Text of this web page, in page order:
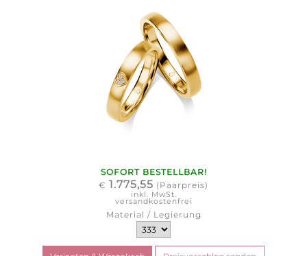
SOFORT BESTELLBAR!
€ 1.775,55 (Paarpreis)
inkl. MwSt.
versandkostenfrei
Material / Legierung